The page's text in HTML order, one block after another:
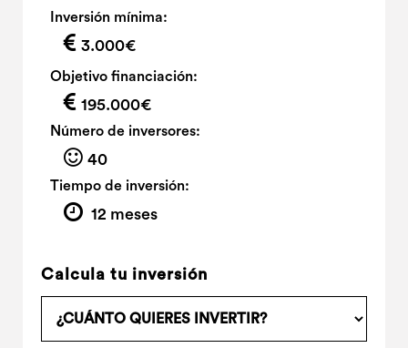
Inversión mínima:
3.000€
Objetivo financiación:
195.000€
Número de inversores:
40
Tiempo de inversión:
12 meses
Calcula tu inversión